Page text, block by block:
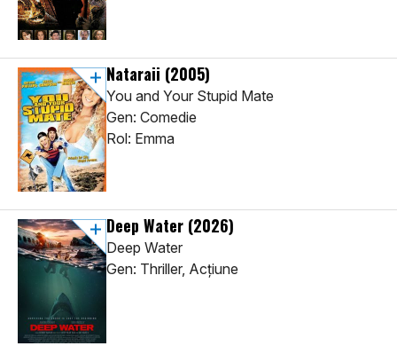
Nataraii (2005)
You and Your Stupid Mate
Gen: Comedie
Rol: Emma
Deep Water (2026)
Deep Water
Gen: Thriller, Acţiune